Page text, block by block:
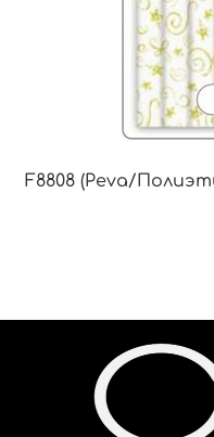
F8808 (Peva/